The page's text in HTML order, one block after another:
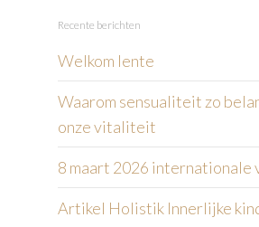
Recente berichten
Welkom lente
Waarom sensualiteit zo
onze vitaliteit
8 maart 2026 internationale
Artikel Holistik Innerlijke